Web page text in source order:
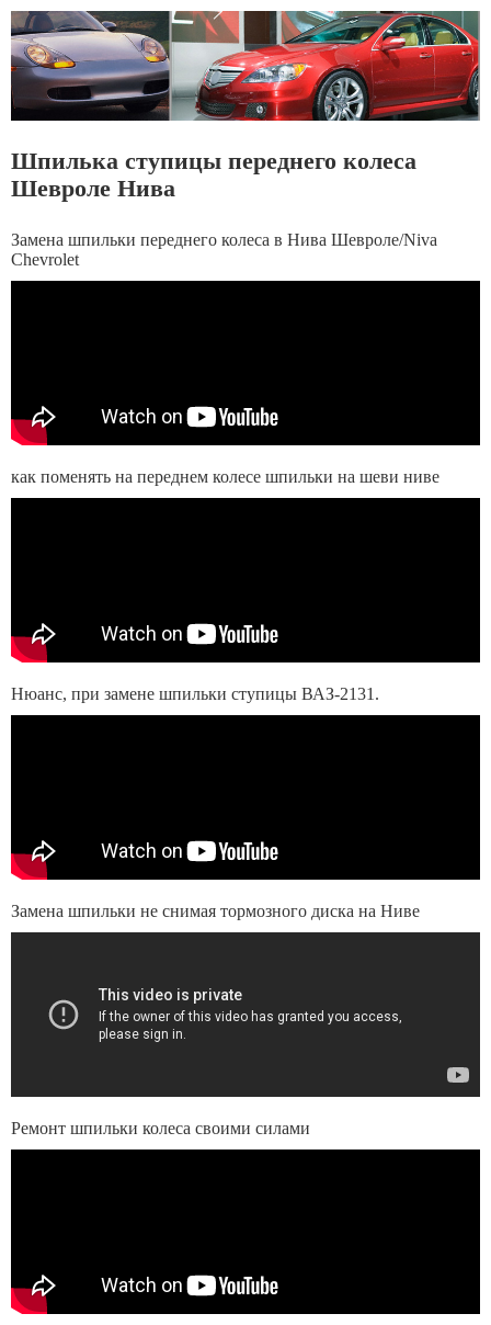
Шпилька ступицы переднего колеса
Шевроле Нива
Замена шпильки переднего колеса в Нива Шевроле/Niva
Chevrolet
как поменять на переднем колесе шпильки на шеви ниве
Нюанс, при замене шпильки ступицы ВАЗ-2131.
Замена шпильки не снимая тормозного диска на Ниве
Ремонт шпильки колеса своими силами